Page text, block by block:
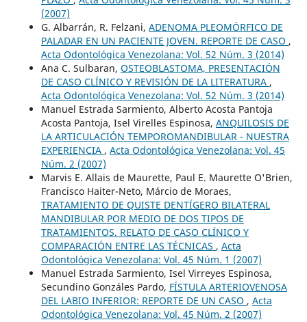
(2007)
G. Albarrán, R. Felzani, ADENOMA PLEOMÓRFICO DE
PALADAR EN UN PACIENTE JOVEN. REPORTE DE CASO ,
Acta Odontológica Venezolana: Vol. 52 Núm. 3 (2014)
Ana C. Sulbaran, OSTEOBLASTOMA, PRESENTACIÓN
DE CASO CLÍNICO Y REVISIÓN DE LA LITERATURA ,
Acta Odontológica Venezolana: Vol. 52 Núm. 3 (2014)
Manuel Estrada Sarmiento, Alberto Acosta Pantoja
Acosta Pantoja, Isel Virelles Espinosa, ANQUILOSIS DE
LA ARTICULACIÓN TEMPOROMANDIBULAR - NUESTRA
EXPERIENCIA , Acta Odontológica Venezolana: Vol. 45
Núm. 2 (2007)
Marvis E. Allais de Maurette, Paul E. Maurette O'Brien,
Francisco Haiter-Neto, Márcio de Moraes,
TRATAMIENTO DE QUISTE DENTÍGERO BILATERAL
MANDIBULAR POR MEDIO DE DOS TIPOS DE
TRATAMIENTOS. RELATO DE CASO CLÍNICO Y
COMPARACIÓN ENTRE LAS TÉCNICAS , Acta
Odontológica Venezolana: Vol. 45 Núm. 1 (2007)
Manuel Estrada Sarmiento, Isel Virreyes Espinosa,
Secundino Gonzáles Pardo, FÍSTULA ARTERIOVENOSA
DEL LABIO INFERIOR: REPORTE DE UN CASO , Acta
Odontológica Venezolana: Vol. 45 Núm. 2 (2007)